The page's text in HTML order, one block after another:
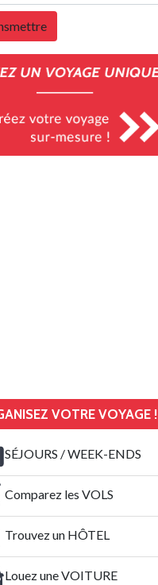
VOTRE VOYAGE !
SÉJOURS / WEEK-ENDS
Comparez les VOLS
Trouvez un HÔTEL
Louez une VOITURE